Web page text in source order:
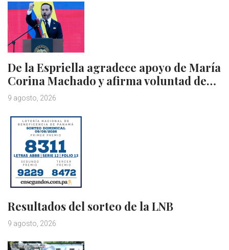
De la Espriella agradece apoyo de María
Corina Machado y afirma voluntad de…
9 agosto, 2026
Resultados del sorteo de la LNB
9 agosto, 2026